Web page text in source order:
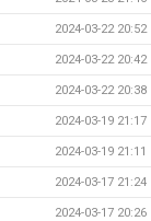
2024-03-22 20:52
2024-03-22 20:42
2024-03-22 20:38
2024-03-19 21:17
2024-03-19 21:11
2024-03-17 21:24
2024-03-17 20:26